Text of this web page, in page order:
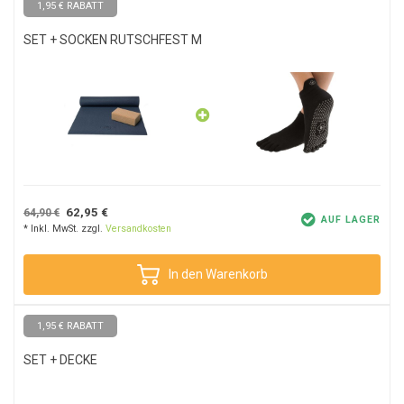
1,95 € RABATT
SET + SOCKEN RUTSCHFEST M
64,90 € 62,95 €
* Inkl. MwSt. zzgl. Versandkosten
AUF LAGER
In den Warenkorb
1,95 € RABATT
SET + DECKE